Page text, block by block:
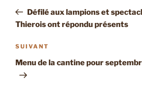
l’article
précédent
Défilé aux lampions et
Thierois ont répondu présents
Article
suivant
SUIVANT
Menu de la cantine pour